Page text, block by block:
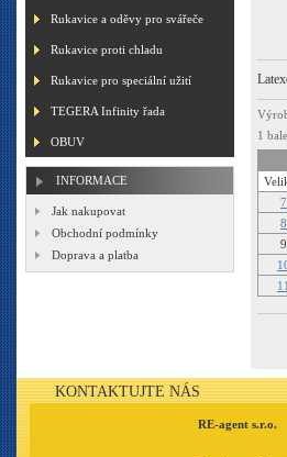
Rukavice a oděvy pro svářeče
Rukavice proti chladu
Rukavice pro speciální užití
TEGERA Infinity řada
OBUV
INFORMACE
Jak nakupovat
Obchodní podmínky
Doprava a platba
1
7
8
9
11
KONTAKTUJTE NÁS
RE-agent s.r.o.